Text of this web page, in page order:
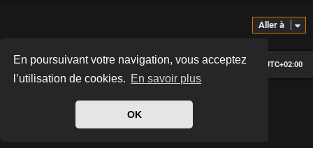
En poursuivant votre navigation, vous acceptez
l’utilisation de cookies. En savoir plus
OK
Aller à
Le forum des passionnés de Café Racer Heures au format UTC+02:00
phpBB ® Forum Software © phpBB Limited
phpBB-fr.com